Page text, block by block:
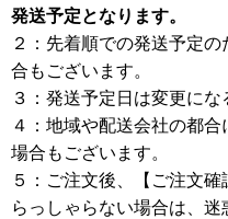
発送予定となります。
２：先着順での発送予定
合もございます。
３：発送予定日は変更にな
４：地域や配送会社の都
場合もございます。
５：ご注文後、【ご注文
らっしゃらない場合は、